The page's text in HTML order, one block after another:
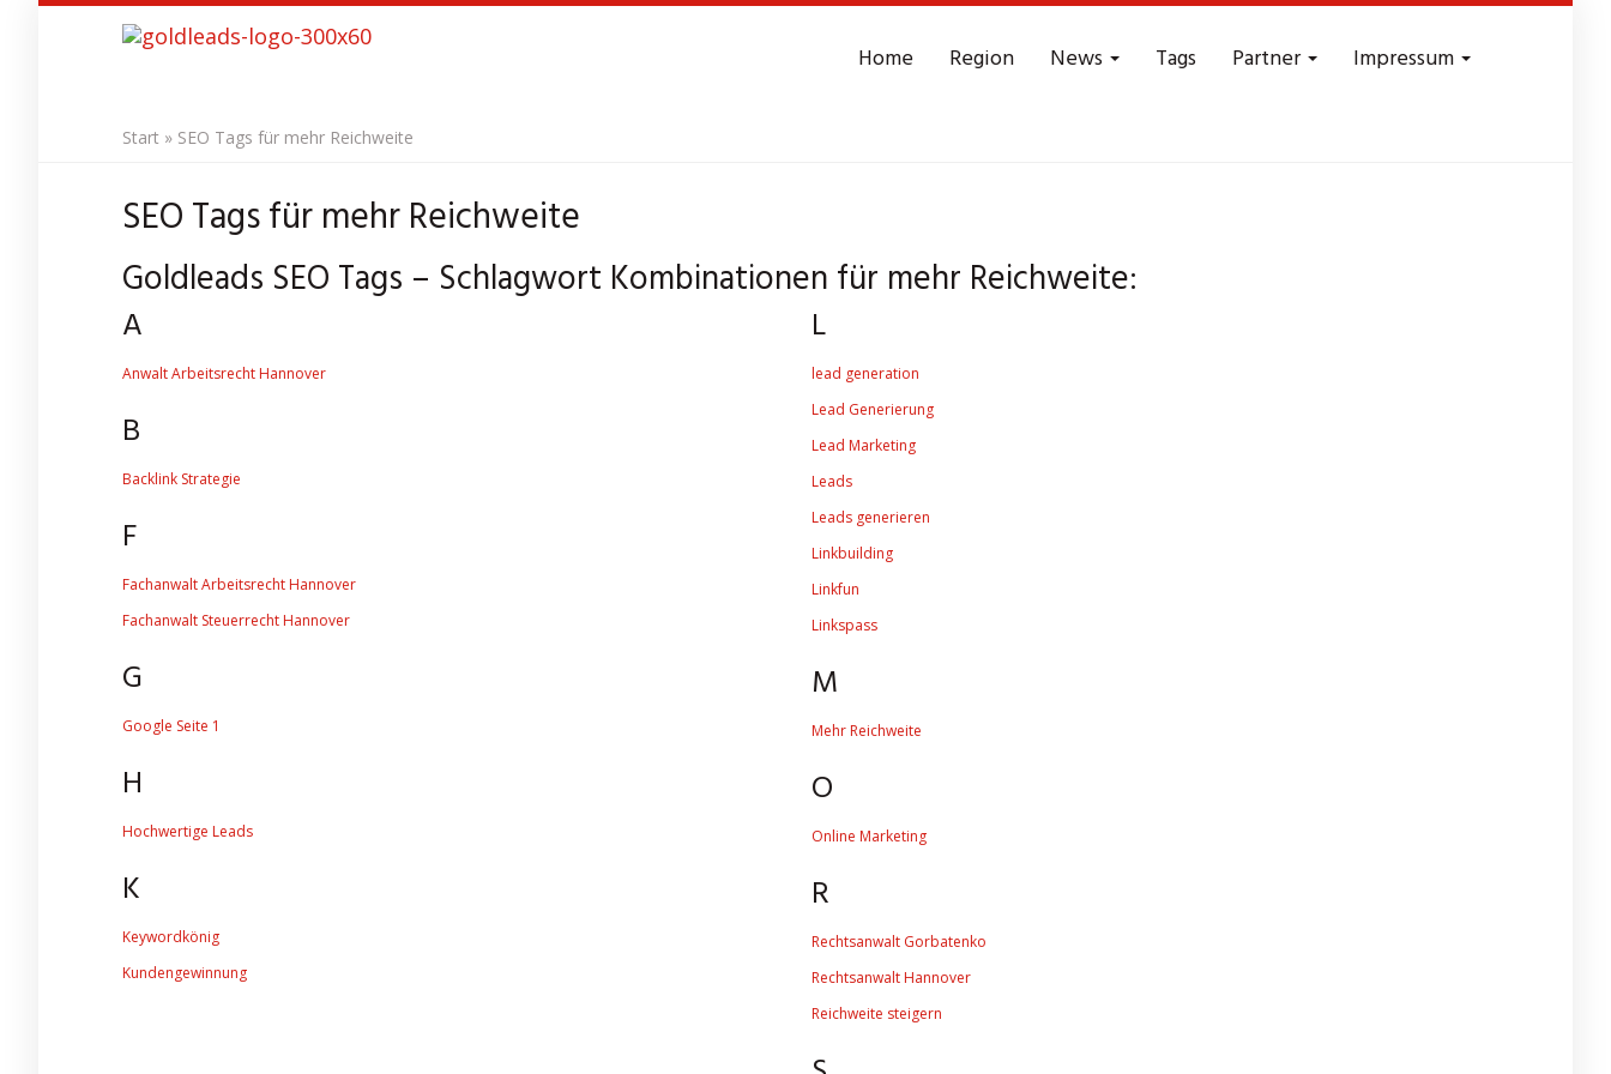
Home Region News Tags Partner Impressum
Start » SEO Tags für mehr Reichweite
SEO Tags für mehr Reichweite
Goldleads SEO Tags – Schlagwort Kombinationen für mehr Reichweite:
A
Anwalt Arbeitsrecht Hannover
B
Backlink Strategie
F
Fachanwalt Arbeitsrecht Hannover
Fachanwalt Steuerrecht Hannover
G
Google Seite 1
H
Hochwertige Leads
K
Keywordkönig
Kundengewinnung
L
lead generation
Lead Generierung
Lead Marketing
Leads
Leads generieren
Linkbuilding
Linkfun
Linkspass
M
Mehr Reichweite
O
Online Marketing
R
Rechtsanwalt Gorbatenko
Rechtsanwalt Hannover
Reichweite steigern